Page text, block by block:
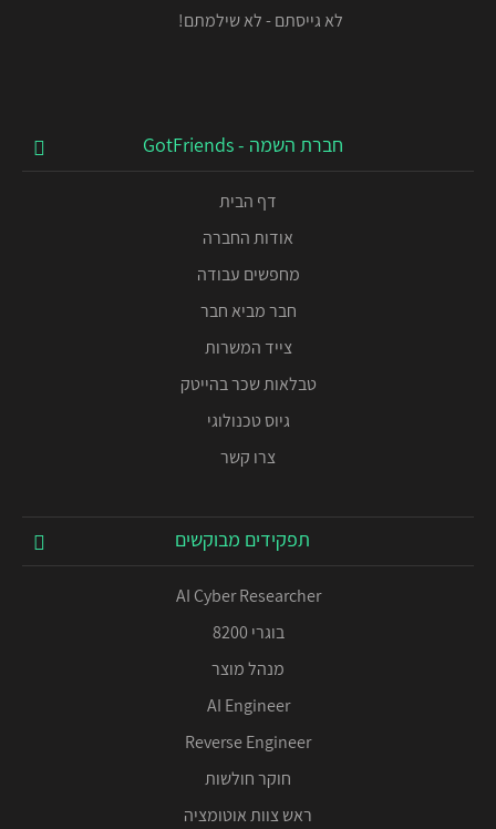
לא גייסתם - לא שילמתם!
חברת השמה - GotFriends
דף הבית
אודות החברה
מחפשים עבודה
חבר מביא חבר
צייד המשרות
טבלאות שכר בהייטק
גיוס טכנולוגי
צרו קשר
תפקידים מבוקשים
AI Cyber Researcher
בוגרי 8200
מנהל מוצר
AI Engineer
Reverse Engineer
חוקר חולשות
ראש צוות אוטומציה